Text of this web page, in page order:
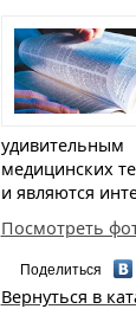
медицинских
и являются
Посмотреть
Поделиться
Вернуться в